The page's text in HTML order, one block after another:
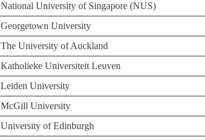
National University of Singapore (NUS)
Georgetown University
The University of Auckland
Katholieke Universiteit Leuven
Leiden University
McGill University
University of Edinburgh